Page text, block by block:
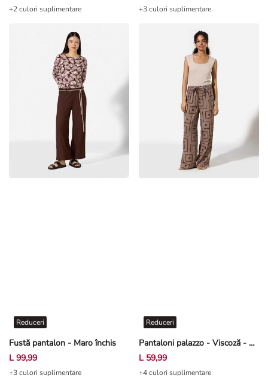
+2 culori suplimentare +3 culori suplimentare
Fustă pantalon - Maro închis
Reduceri
L 99,99
+3 culori suplimentare
Pantaloni palazzo - Viscoză - Maro
Reduceri
L 59,99
+4 culori suplimentare